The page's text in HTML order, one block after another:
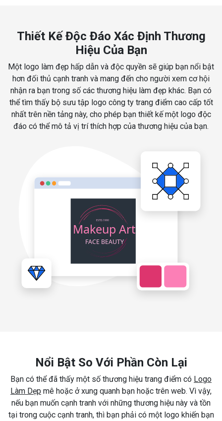
Thiết Kế Độc Đáo Xác Định Thương
Hiệu Của Bạn
Một logo làm đẹp hấp dẫn và độc quyền sẽ giúp bạn nổi bật
hơn đối thủ cạnh tranh và mang đến cho người xem cơ hội
nhận ra bạn trong số các thương hiệu làm đẹp khác. Bạn có
thể tìm thấy bộ sưu tập logo công ty trang điểm cao cấp tốt
nhất trên nền tảng này, cho phép bạn thiết kế một logo độc
đáo có thể mô tả vị trí thích hợp của thương hiệu của bạn.
Nổi Bật So Với Phần Còn Lại
Bạn có thể đã thấy một số thương hiệu trang điểm có Logo
Làm Dẹp mê hoặc ở xung quanh bạn hoặc trên web. Vì vậy,
nếu bạn muốn cạnh tranh với những thương hiệu này và tồn
tại trong cuộc cạnh tranh, thì bạn phải có một logo khiến bạn